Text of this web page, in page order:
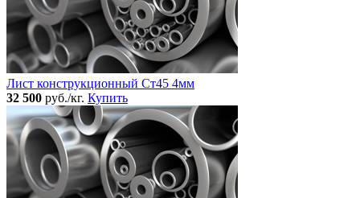
Лист конструкционный Ст45 4мм
32 500 руб./кг. Купить